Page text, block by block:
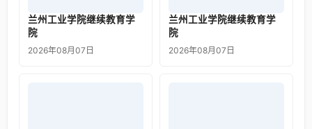
兰州工业学院继续教育学
院
2026年08月07日
兰州工业学院继续教育学
院
2026年08月07日